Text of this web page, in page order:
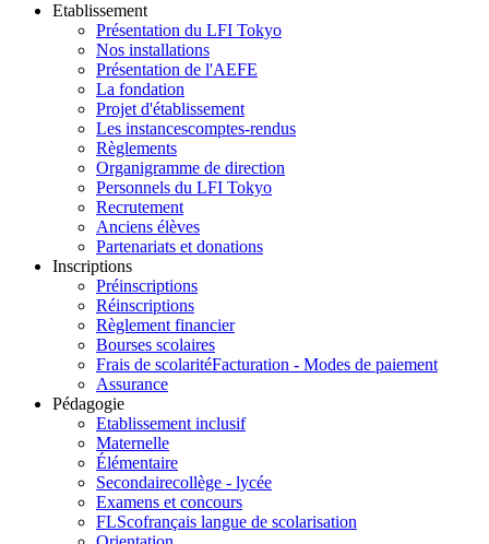
Etablissement
Présentation du LFI Tokyo
Nos installations
Présentation de l'AEFE
La fondation
Projet d'établissement
Les instancescomptes-rendus
Règlements
Organigramme de direction
Personnels du LFI Tokyo
Recrutement
Anciens élèves
Partenariats et donations
Inscriptions
Préinscriptions
Réinscriptions
Règlement financier
Bourses scolaires
Frais de scolaritéFacturation - Modes de paiement
Assurance
Pédagogie
Etablissement inclusif
Maternelle
Élémentaire
Secondairecollège - lycée
Examens et concours
FLScofrançais langue de scolarisation